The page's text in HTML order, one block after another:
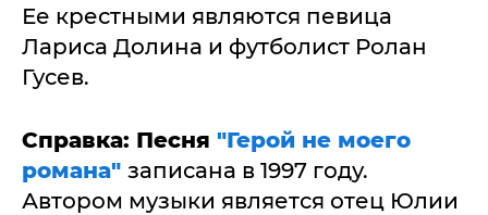
Ее крестными являются певица
Лариса Долина и футболист Ролан
Гусев.
Справка: Песня "Герой не моего
романа" записана в 1997 году.
Автором музыки является отец Юлии